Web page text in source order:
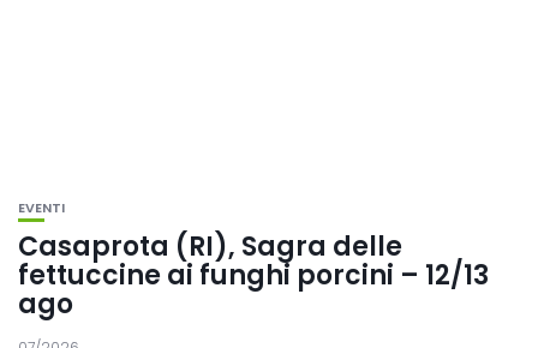
EVENTI
Casaprota (RI), Sagra delle
fettuccine ai funghi porcini – 12/13
ago